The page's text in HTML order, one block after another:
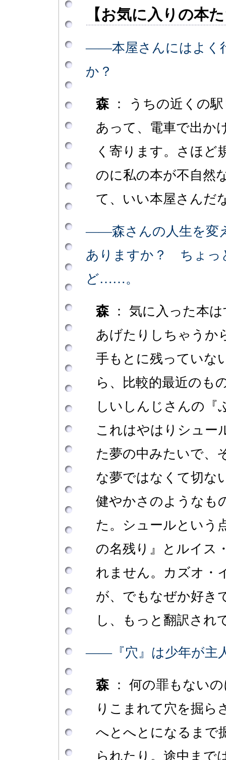
【お気に入りの本
――本屋さんにはよく
か？
森： うちの近くの
あって、電車で出か
く寄ります。さほど
のに私の本が不自然
て、いい本屋さんだ
――森さんの人生を変
ありますか？ ちょっ
ど……。
森： 気に入った本
あげたりしちゃうか
手もとに残っていな
ら、比較的最近のも
しいしんじさんの『
これはやはりシュー
た夢の中みたいで、
な夢ではなくて切な
健やかさのようなも
た。シュールという
の名残り』とルイス
れません。カズオ・
が、でもなぜか好き
し、もっと翻訳され
――『穴』は少年が主
森 ： 何の罪もない
りこまれて穴を掘ら
へとへとになるまで
られたり。途中まで